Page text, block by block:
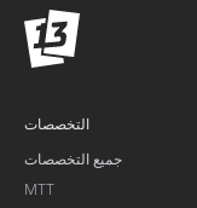
التخصصات
جميع التخصصات
MTT